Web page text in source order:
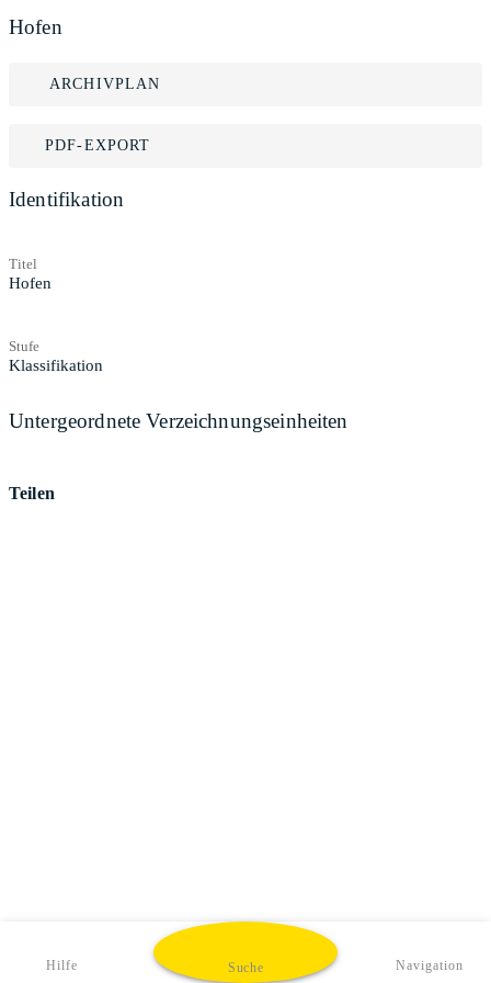
Hofen
ARCHIVPLAN
PDF-EXPORT
Identifikation
Titel
Hofen
Stufe
Klassifikation
Untergeordnete Verzeichnungseinheiten
Teilen
Hilfe Suche Navigation